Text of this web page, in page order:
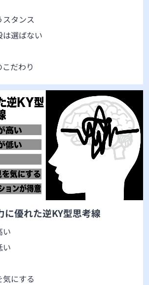
スタンス
は選ばない
だわり
に優れた逆KY型思考線
い
い
にする